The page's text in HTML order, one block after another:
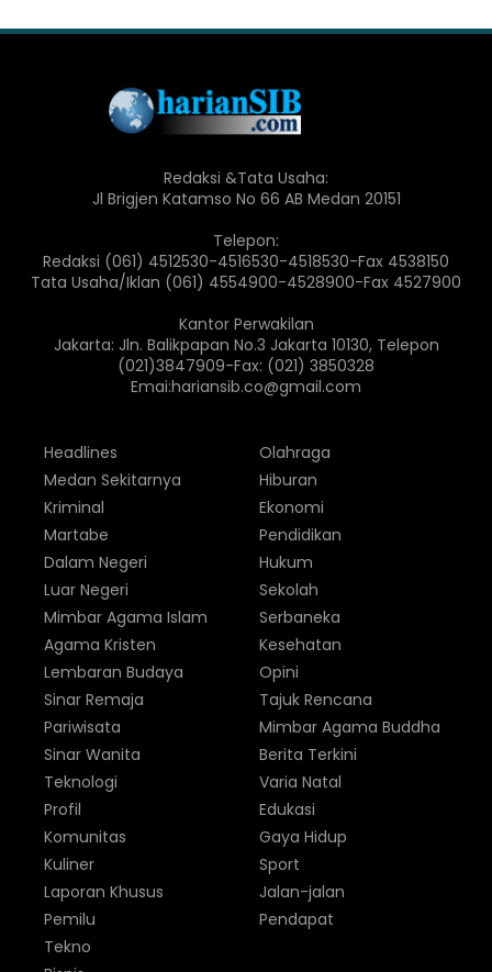
Redaksi &Tata Usaha:
Jl Brigjen Katamso No 66 AB Medan 20151
Telepon:
Redaksi (061) 4512530-4516530-4518530-Fax 4538150
Tata Usaha/Iklan (061) 4554900-4528900-Fax 4527900
Kantor Perwakilan
Jakarta: Jln. Balikpapan No.3 Jakarta 10130, Telepon
(021)3847909-Fax: (021) 3850328
Emai:hariansib.co@gmail.com
Headlines
Medan Sekitarnya
Kriminal
Martabe
Dalam Negeri
Luar Negeri
Olahraga
Hiburan
Ekonomi
Pendidikan
Hukum
Sekolah
Mimbar Agama Islam
Agama Kristen
Lembaran Budaya
Sinar Remaja
Pariwisata
Sinar Wanita
Serbaneka
Kesehatan
Opini
Tajuk Rencana
Mimbar Agama Buddha
Berita Terkini
Teknologi
Profil
Komunitas
Kuliner
Laporan Khusus
Pemilu
Varia Natal
Edukasi
Gaya Hidup
Sport
Jalan-jalan
Pendapat
Tekno